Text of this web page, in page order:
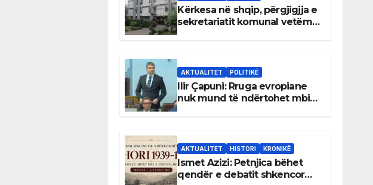
Kërkesa në shqip, përgjigjja e
sekretariatit komunal vetëm
AKTUALITET POLITIKË
Ilir Çapuni: Rruga evropiane
nuk mund të ndërtohet mbi
AKTUALITET HISTORI KRONIKË
Ismet Azizi: Petnjica bëhet
qendër e debatit shkencor